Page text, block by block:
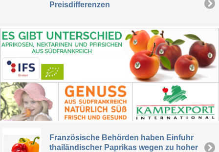
Preisdifferenzen
Französische Behörden haben Einfuhr
thailändischer Paprikas wegen zu hoher